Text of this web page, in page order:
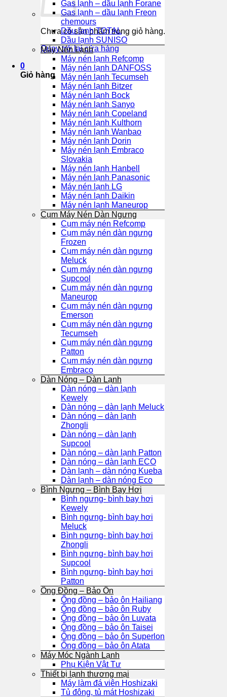
Chưa có sản phẩm trong giỏ hàng.
Quay trở lại cửa hàng
0
Giỏ hàng
Gas lạnh – dầu lạnh Forane
Gas lạnh – dầu lạnh Freon
chemours
Dầu lạnh TOTAL
Dầu lạnh SUNISO
Máy Nén Lạnh
Máy nén lạnh Refcomp
Máy nén lạnh DANFOSS
Máy nén lạnh Tecumseh
Máy nén lạnh Bitzer
Máy nén lạnh Bock
Máy nén lạnh Sanyo
Máy nén lạnh Copeland
Máy nén lạnh Kulthorn
Máy nén lạnh Wanbao
Máy nén lạnh Dorin
Máy nén lạnh Embraco
Slovakia
Máy nén lạnh Hanbell
Máy nén lạnh Panasonic
Máy nén lạnh LG
Máy nén lạnh Daikin
Máy nén lạnh Maneurop
Cụm Máy Nén Dàn Ngưng
Cụm máy nén Refcomp
Cụm máy nén dàn ngưng
Frozen
Cụm máy nén dàn ngưng
Meluck
Cụm máy nén dàn ngưng
Supcool
Cụm máy nén dàn ngưng
Maneurop
Cụm máy nén dàn ngưng
Emerson
Cụm máy nén dàn ngưng
Tecumseh
Cụm máy nén dàn ngưng
Patton
Cụm máy nén dàn ngưng
Embraco
Dàn Nóng – Dàn Lạnh
Dàn nóng – dàn lạnh
Kewely
Dàn nóng – dàn lạnh Meluck
Dàn nóng – dàn lạnh
Zhongli
Dàn nóng – dàn lạnh
Supcool
Dàn nóng – dàn lạnh Patton
Dàn nóng – dàn lạnh ECO
Dàn lạnh – dàn nóng Kueba
Dàn lạnh – dàn nóng Eco
Bình Ngưng – Bình Bay Hơi
Bình ngưng- bình bay hơi
Kewely
Bình ngưng- bình bay hơi
Meluck
Bình ngưng- bình bay hơi
Zhongli
Bình ngưng- bình bay hơi
Supcool
Bình ngưng- bình bay hơi
Patton
Ống Đồng – Bảo Ôn
Ống đồng – bảo ôn Hailiang
Ống đồng – bảo ôn Ruby
Ống đồng – bảo ôn Luvata
Ống đồng – bảo ôn Taisei
Ống đồng – bảo ôn Superlon
Ống đồng – bảo ôn Atata
Máy Móc Ngành Lạnh
Phụ Kiện Vật Tư
Thiết bị lạnh thương mại
Máy làm đá viên Hoshizaki
Tủ đông, tủ mát Hoshizaki